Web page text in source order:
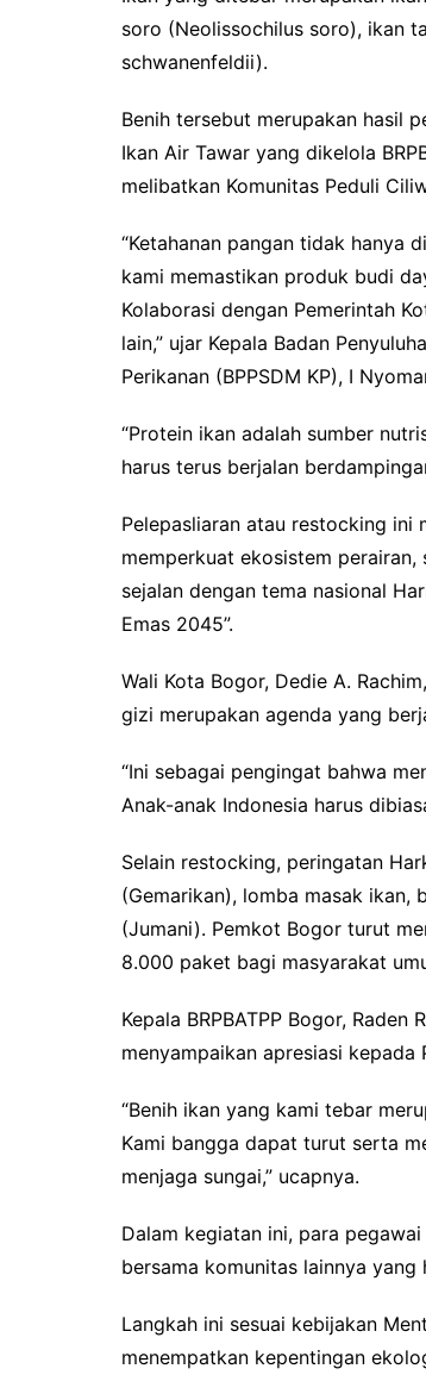
soro (Neolissochilus soro), ikan
schwanenfeldii).
Benih tersebut merupakan hasil
Ikan Air Tawar yang dikelola
melibatkan Komunitas Peduli
“Ketahanan pangan tidak hanya
kami memastikan produk budi
Kolaborasi dengan Pemerintah
lain,” ujar Kepala Badan
Perikanan (BPPSDM KP), I
“Protein ikan adalah sumber
harus terus berjalan
Pelepasliaran atau restocking ini
memperkuat ekosistem
sejalan dengan tema nasional
Emas 2045”.
Wali Kota Bogor, Dedie A.
gizi merupakan agenda yang
“Ini sebagai pengingat bahwa
Anak-anak Indonesia harus
Selain restocking, peringatan
(Gemarikan), lomba masak ikan,
(Jumani). Pemkot Bogor turut
8.000 paket bagi masyarakat
Kepala BRPBATPP Bogor,
menyampaikan apresiasi
“Benih ikan yang kami tebar
Kami bangga dapat turut serta
menjaga sungai,” ucapnya.
Dalam kegiatan ini, para
bersama komunitas lainnya
Langkah ini sesuai kebijakan
menempatkan kepentingan